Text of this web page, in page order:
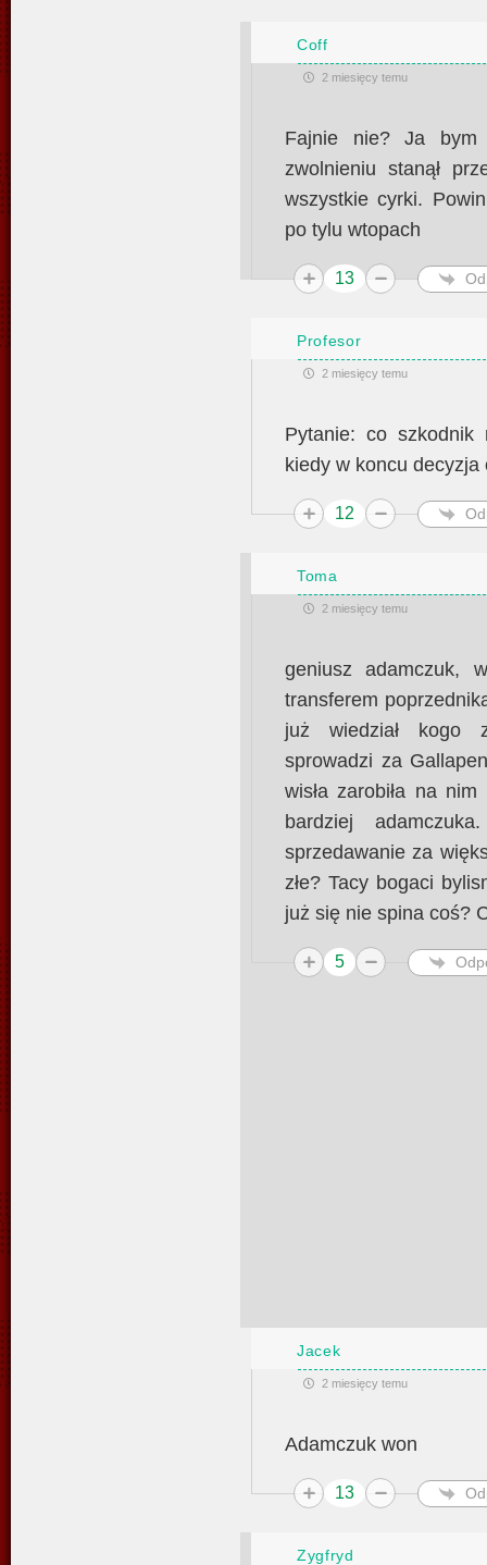
Coff
2 miesięcy temu
Fajnie nie? Ja bym
zwolnieniu stanął
wszystkie cyrki.
po tylu wtopach
13
Profesor
2 miesięcy temu
Pytanie: co
kiedy w koncu
12
Toma
2 miesięcy temu
geniusz adamczuk,
transferem
już wiedział kogo
sprowadzi za
wisła zarobiła na
bardziej
sprzedawanie za
złe? Tacy bogaci
już się nie spina coś?
5
Jacek
2 miesięcy temu
Adamczuk won
13
Zygfryd